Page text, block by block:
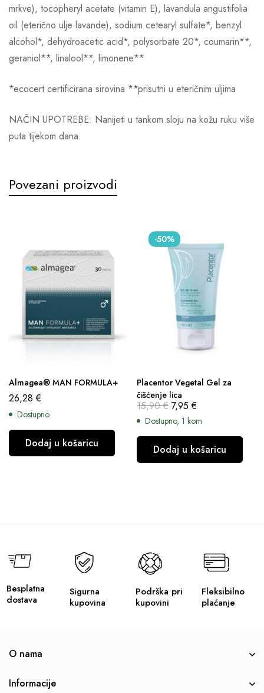
mrkve), tocopheryl acetate (vitamin E), lavandula angustifolia
oil (eterično ulje lavande), sodium cetearyl sulfate*, benzyl
alcohol*, dehydroacetic acid*, polysorbate 20*, coumarin**,
geraniol**, linalool**, limonene**
*ecocert certificirana sirovina **prisutni u eteričnim uljima
NAČIN UPOTREBE: Nanijeti u tankom sloju na kožu ruku više
puta tijekom dana.
Povezani proizvodi
Almagea® MAN FORMULA+
26,28€
Dostupno
Dodaj u košaricu
-50%
Placentor Vegetal Gel za
čišćenje lica
15,90€ 7,95€
Dostupno, 1 kom
Dodaj u košaricu
Besplatna
dostava
Sigurna
kupovina
Podrška pri
kupovini
Fleksibilno
plaćanje
O nama
Informacije